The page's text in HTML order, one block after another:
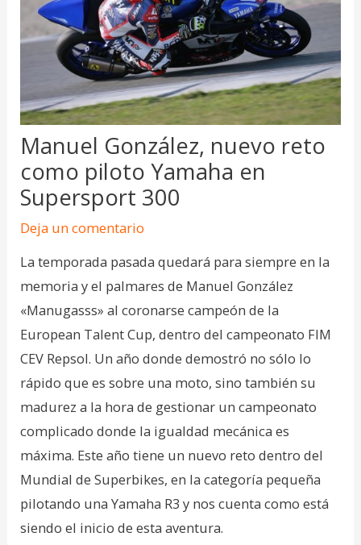
Manuel González, nuevo reto
como piloto Yamaha en
Supersport 300
Deja un comentario
La temporada pasada quedará para siempre en la
memoria y el palmares de Manuel González
«Manugasss» al coronarse campeón de la
European Talent Cup, dentro del campeonato FIM
CEV Repsol. Un año donde demostró no sólo lo
rápido que es sobre una moto, sino también su
madurez a la hora de gestionar un campeonato
complicado donde la igualdad mecánica es
máxima. Este año tiene un nuevo reto dentro del
Mundial de Superbikes, en la categoría pequeña
pilotando una Yamaha R3 y nos cuenta como está
siendo el inicio de esta aventura.